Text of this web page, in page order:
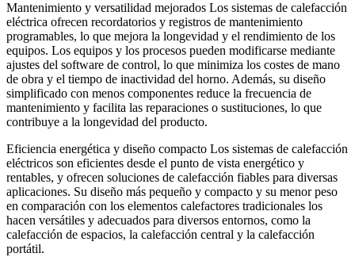
Mantenimiento y versatilidad mejorados Los sistemas de calefacción
eléctrica ofrecen recordatorios y registros de mantenimiento
programables, lo que mejora la longevidad y el rendimiento de los
equipos. Los equipos y los procesos pueden modificarse mediante
ajustes del software de control, lo que minimiza los costes de mano
de obra y el tiempo de inactividad del horno. Además, su diseño
simplificado con menos componentes reduce la frecuencia de
mantenimiento y facilita las reparaciones o sustituciones, lo que
contribuye a la longevidad del producto.
Eficiencia energética y diseño compacto Los sistemas de calefacción
eléctricos son eficientes desde el punto de vista energético y
rentables, y ofrecen soluciones de calefacción fiables para diversas
aplicaciones. Su diseño más pequeño y compacto y su menor peso
en comparación con los elementos calefactores tradicionales los
hacen versátiles y adecuados para diversos entornos, como la
calefacción de espacios, la calefacción central y la calefacción
portátil.